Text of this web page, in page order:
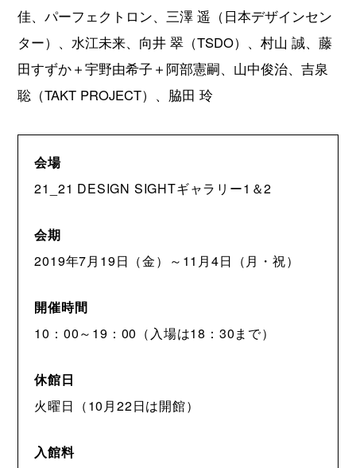
佳、パーフェクトロン、三澤 遥（日本デザインセン
ター）、水江未来、向井 翠（TSDO）、村山 誠、藤
田すずか＋宇野由希子＋阿部憲嗣、山中俊治、吉泉
聡（TAKT PROJECT）、脇田 玲
会場
21_21 DESIGN SIGHTギャラリー1＆2
会期
2019年7月19日（金）～11月4日（月・祝）
開催時間
10：00～19：00（入場は18：30まで）
休館日
火曜日（10月22日は開館）
入館料